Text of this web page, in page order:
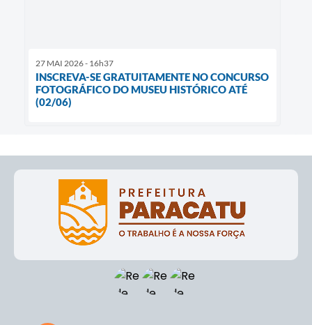
27 MAI 2026 - 16h37
INSCREVA-SE GRATUITAMENTE NO CONCURSO
FOTOGRÁFICO DO MUSEU HISTÓRICO ATÉ
(02/06)